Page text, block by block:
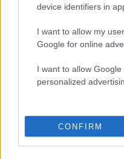
device identifiers in
I want to allow my
Google for online
I want to allow
personalized
CONFIRM
Share:
Ακολουθήστε το
ενημερωθείτε πρώτοι
Πιο